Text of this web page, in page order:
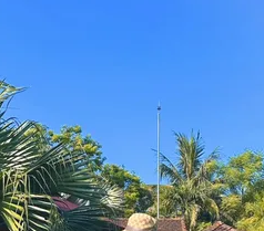
việc hiểu rõ đặc điểm và
chìa khóa để thành công.
không chỉ dựa vào may
khả năng quản lý tài chính,
phá sâu hơn về cung
có thể giúp tìm ra
và ổn định tài chính.